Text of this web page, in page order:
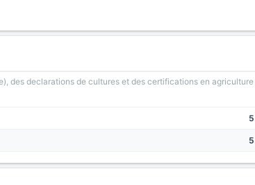
des declarations de cultures et des certifications en agriculture
5
5